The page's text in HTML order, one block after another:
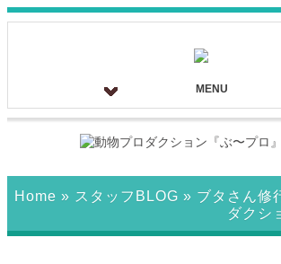
MENU
Home » スタッフBLOG » ブタさん修
ダクシ